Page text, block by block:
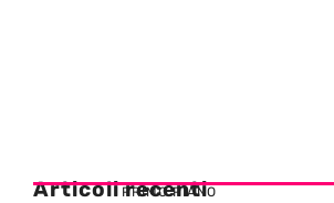
Articoli recenti
PRIMO PIANO